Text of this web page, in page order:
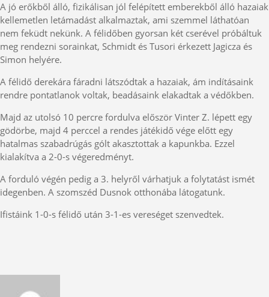
A jó erőkből álló, fizikálisan jól felépített emberekből álló hazaiak
kellemetlen letámadást alkalmaztak, ami szemmel láthatóan
nem feküdt nekünk. A félidőben gyorsan két cserével próbáltuk
meg rendezni sorainkat, Schmidt és Tusori érkezett Jagicza és
Simon helyére.
A félidő derekára fáradni látszódtak a hazaiak, ám indításaink
rendre pontatlanok voltak, beadásaink elakadtak a védőkben.
Majd az utolsó 10 percre fordulva először Vinter Z. lépett egy
gödörbe, majd 4 perccel a rendes játékidő vége előtt egy
hatalmas szabadrúgás gólt akasztottak a kapunkba. Ezzel
kialakítva a 2-0-s végeredményt.
A forduló végén pedig a 3. helyről várhatjuk a folytatást ismét
idegenben. A szomszéd Dusnok otthonába látogatunk.
Ifistáink 1-0-s félidő után 3-1-es vereséget szenvedtek.